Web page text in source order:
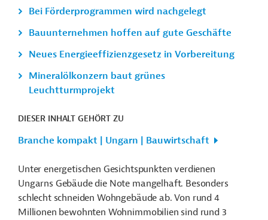
Bei Förderprogrammen wird nachgelegt
Bauunternehmen hoffen auf gute Geschäfte
Neues Energieeffizienzgesetz in Vorbereitung
Mineralölkonzern baut grünes
Leuchtturmprojekt
DIESER INHALT GEHÖRT ZU
Branche kompakt | Ungarn | Bauwirtschaft
Unter energetischen Gesichtspunkten verdienen
Ungarns Gebäude die Note mangelhaft. Besonders
schlecht schneiden Wohngebäude ab. Von rund 4
Millionen bewohnten Wohnimmobilien sind rund 3